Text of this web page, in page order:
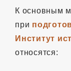
К основным
при
Институт
относятся: